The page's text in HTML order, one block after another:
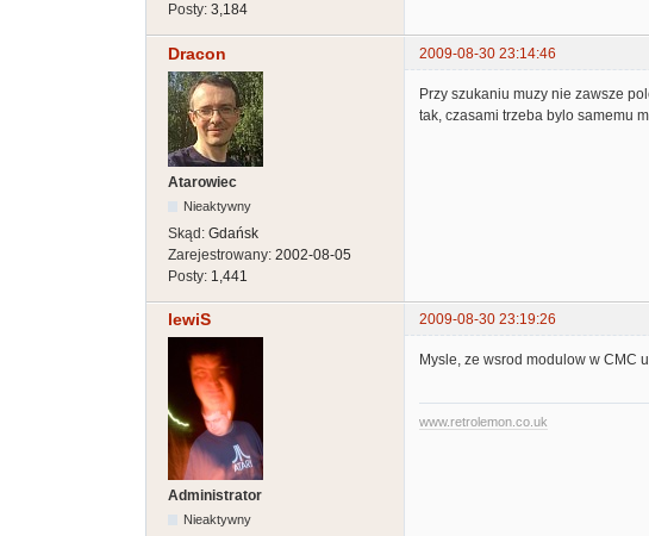
Posty: 3,184
Dracon 2009-08-30 23:14:46
Atarowiec
Nieaktywny
Skąd: Gdańsk
Zarejestrowany: 2002-08-05
Posty: 1,441
Przy szukaniu muzy nie zawsze
tak, czasami trzeba bylo samemu
lewiS 2009-08-30 23:19:26
Administrator
Nieaktywny
Mysle, ze wsrod modulow w CMC
www.retrolemon.co.uk